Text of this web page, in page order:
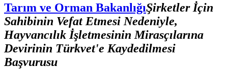
Tarım ve Orman BakanlığıŞirketler İçin
Sahibinin Vefat Etmesi Nedeniyle,
Hayvancılık İşletmesinin Mirasçılarına
Devirinin Türkvet'e Kaydedilmesi
Başvurusu